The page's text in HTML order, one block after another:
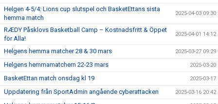
Helgen 4-5/4: Lions cup slutspel och BasketEttans sista
hemma match
2025-04-03 09:30
RÆDY Påsklovs Basketball Camp – Kostnadsfritt & Öppet
för Alla!
2025-04-01 14:12
Helgens hemma matcher 28 & 30 mars 2025-03-27 09:29
Helgens hemmamatchern 22-23 mars 2025-03-20
BasketEttan match onsdag kl 19 2025-03-17
Uppdatering från SportAdmin angående cyberattacken 2025-03-16 20:42